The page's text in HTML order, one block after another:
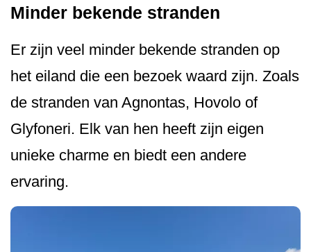
Minder bekende stranden
Er zijn veel minder bekende stranden op
het eiland die een bezoek waard zijn. Zoals
de stranden van Agnontas, Hovolo of
Glyfoneri. Elk van hen heeft zijn eigen
unieke charme en biedt een andere
ervaring.